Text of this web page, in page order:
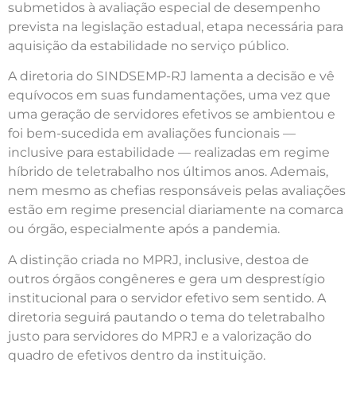
submetidos à avaliação especial de desempenho
prevista na legislação estadual, etapa necessária para
aquisição da estabilidade no serviço público.
A diretoria do SINDSEMP-RJ lamenta a decisão e vê
equívocos em suas fundamentações, uma vez que
uma geração de servidores efetivos se ambientou e
foi bem-sucedida em avaliações funcionais —
inclusive para estabilidade — realizadas em regime
híbrido de teletrabalho nos últimos anos. Ademais,
nem mesmo as chefias responsáveis pelas avaliações
estão em regime presencial diariamente na comarca
ou órgão, especialmente após a pandemia.
A distinção criada no MPRJ, inclusive, destoa de
outros órgãos congêneres e gera um desprestígio
institucional para o servidor efetivo sem sentido. A
diretoria seguirá pautando o tema do teletrabalho
justo para servidores do MPRJ e a valorização do
quadro de efetivos dentro da instituição.